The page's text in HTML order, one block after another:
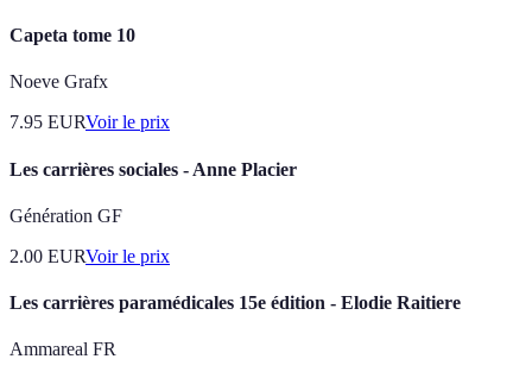
Capeta tome 10
Noeve Grafx
7.95 EURVoir le prix
Les carrières sociales - Anne Placier
Génération GF
2.00 EURVoir le prix
Les carrières paramédicales 15e édition - Elodie Raitiere
Ammareal FR